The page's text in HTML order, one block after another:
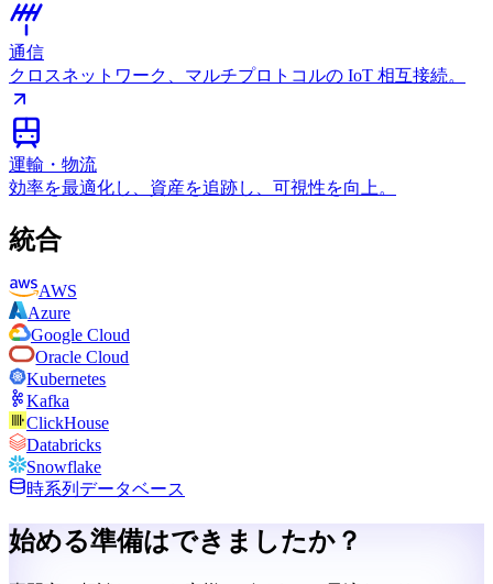
通信
クロスネットワーク、マルチプロトコルの IoT 相互接続。
運輸・物流
効率を最適化し、資産を追跡し、可視性を向上。
統合
AWS
Azure
Google Cloud
Oracle Cloud
Kubernetes
Kafka
ClickHouse
Databricks
Snowflake
時系列データベース
始める準備はできましたか？